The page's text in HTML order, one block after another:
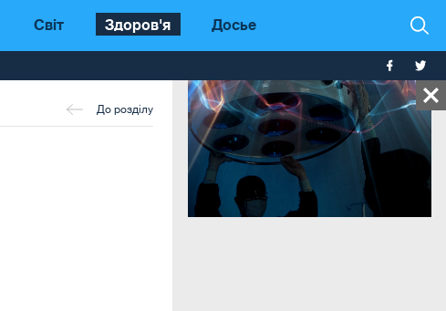
Світ Здоров'я Досье
До розділу